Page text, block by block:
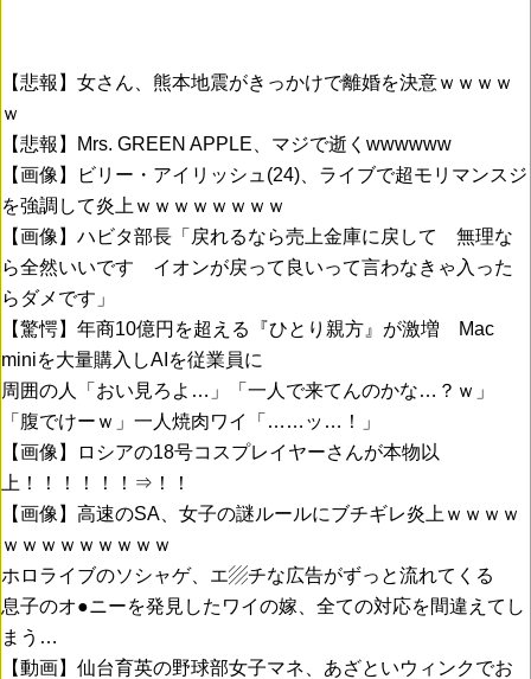
【悲報】女さん、熊本地震がきっかけで離婚を決意ｗｗｗｗ
ｗ
【悲報】Mrs. GREEN APPLE、マジで逝くwwwwww
【画像】ビリー・アイリッシュ(24)、ライブで超モリマンスジ
を強調して炎上ｗｗｗｗｗｗｗｗ
【画像】ハビタ部長「戻れるなら売上金庫に戻して 無理な
ら全然いいです イオンが戻って良いって言わなきゃ入った
らダメです」
【驚愕】年商10億円を超える『ひとり親方』が激増 Mac
miniを大量購入しAIを従業員に
周囲の人「おい見ろよ…」「一人で来てんのかな…？ｗ」
「腹でけーｗ」一人焼肉ワイ「……ッ…！」
【画像】ロシアの18号コスプレイヤーさんが本物以
上！！！！！！⇒！！
【画像】高速のSA、女子の謎ルールにブチギレ炎上ｗｗｗｗ
ｗｗｗｗｗｗｗｗｗ
ホロライブのソシャゲ、エ▨チな広告がずっと流れてくる
息子のオ●ニーを発見したワイの嫁、全ての対応を間違えてし
まう…
【動画】仙台育英の野球部女子マネ、あざといウィンクでお